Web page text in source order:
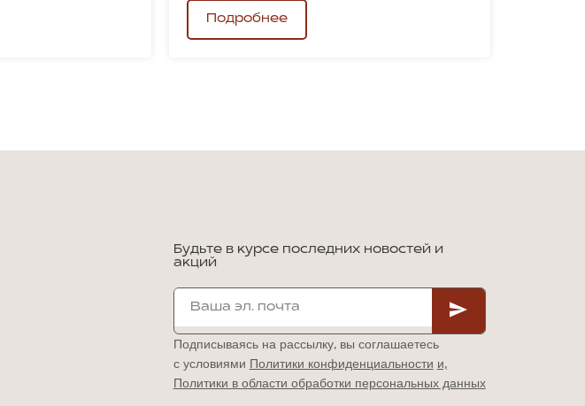
Подробнее
Будьте в курсе последних новостей и
акций
Подписываясь на рассылку, вы соглашаетесь
с условиями Политики конфиденциальности и,
Политики в области обработки персональных данных